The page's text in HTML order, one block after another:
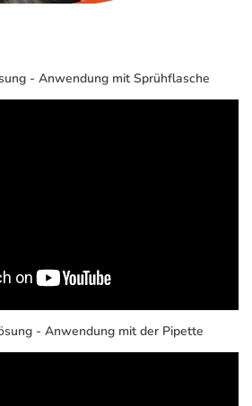
- Anwendung mit Sprühflasche
- Anwendung mit der Pipette